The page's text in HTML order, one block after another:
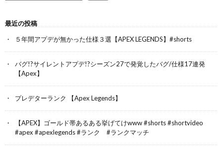
最近の投稿
５年間アプデが無かった仕様３選【APEX LEGENDS】#shorts
バグ!?サイレントアプデ!?シーズン27で発覚したバグ/仕様17連発
【Apex】
プレデターランク 【Apex Legends】
【APEX】ゴールド帯あるある挙げてけwww #shorts #shortvideo
#apex #apexlegends #ランク #ランクマッチ